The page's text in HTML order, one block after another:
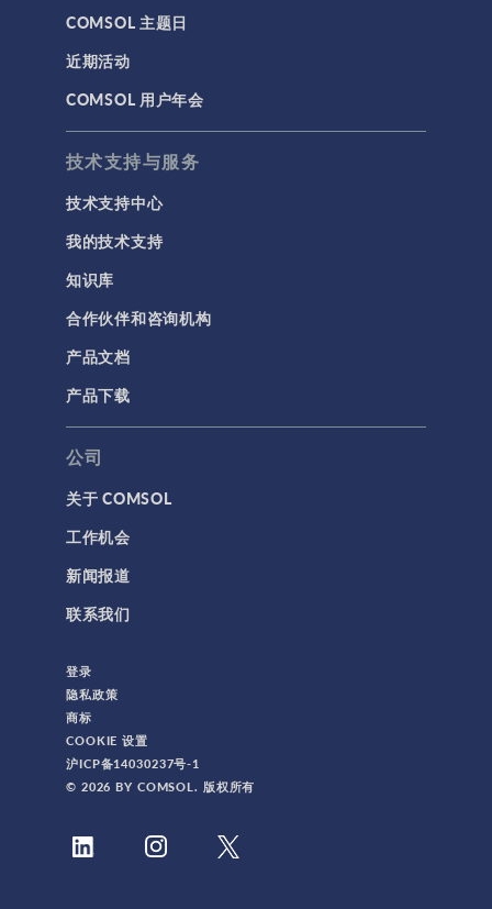
COMSOL 主题日
近期活动
COMSOL 用户年会
技术支持与服务
技术支持中心
我的技术支持
知识库
合作伙伴和咨询机构
产品文档
产品下载
公司
关于 COMSOL
工作机会
新闻报道
联系我们
登录
隐私政策
商标
COOKIE 设置
沪ICP备14030237号-1
© 2026 BY COMSOL. 版权所有